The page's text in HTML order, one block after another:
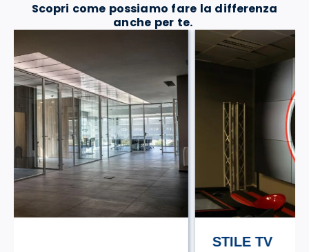
Scopri come possiamo fare la differenza
anche per te.